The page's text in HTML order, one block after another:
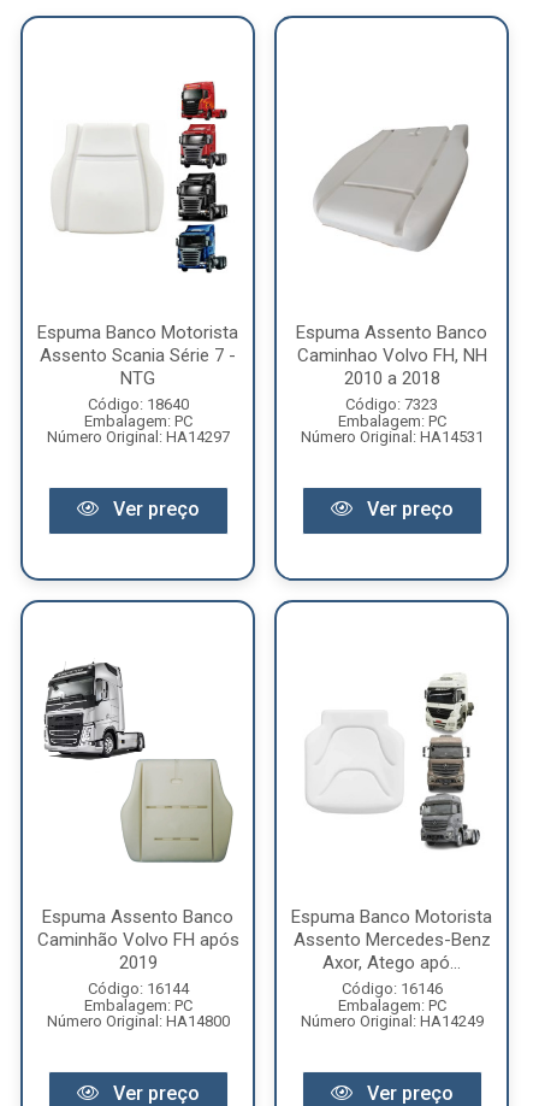
Espuma Banco Motorista
Assento Scania Série 7 -
NTG
Código: 18640
Embalagem: PC
Número Original: HA14297
Ver preço
Espuma Assento Banco
Caminhao Volvo FH, NH
2010 a 2018
Código: 7323
Embalagem: PC
Número Original: HA14531
Ver preço
Espuma Assento Banco
Caminhão Volvo FH após
2019
Código: 16144
Embalagem: PC
Número Original: HA14800
Ver preço
Espuma Banco Motorista
Assento Mercedes-Benz
Axor, Atego apó...
Código: 16146
Embalagem: PC
Número Original: HA14249
Ver preço